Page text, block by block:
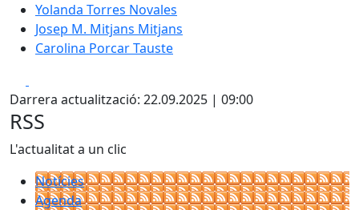
Yolanda Torres Novales
Josep M. Mitjans Mitjans
Carolina Porcar Tauste
Darrera actualització: 22.09.2025 | 09:00
RSS
L'actualitat a un clic
Notícies
Agenda